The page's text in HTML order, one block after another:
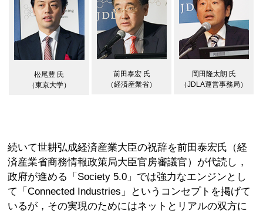
松尾豊 氏
（東京大学）
前田泰宏 氏
（経済産業省）
岡田隆太朗 氏
（JDLA運営事務局）
続いて世耕弘成経済産業大臣の祝辞を前田泰宏氏（経
済産業省商務情報政策局大臣官房審議官）が代読し，
政府が進める「Society 5.0」では強力なエンジンとし
て「Connected Industries」というコンセプトを掲げて
いるが，その実現のためにはネットとリアルの双方に